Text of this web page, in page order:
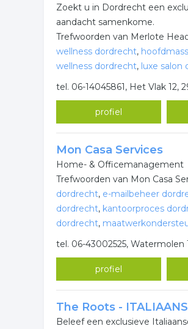
Zoekt u in Dordrecht een
aandacht samenkome.
Trefwoorden van Merlote
wellness dordrecht,
wellness dordrecht, luxe salon
tel. 06-14045861, Het Vlak 12,
profiel
Mon Casa Services
Home- & Officemanagement
Trefwoorden van Mon Casa
dordrecht, e-mailbeheer
dordrecht, kantoorproces
dordrecht,
tel. 06-43002525, Watermolen
profiel
The Roots -
Beleef een exclusieve